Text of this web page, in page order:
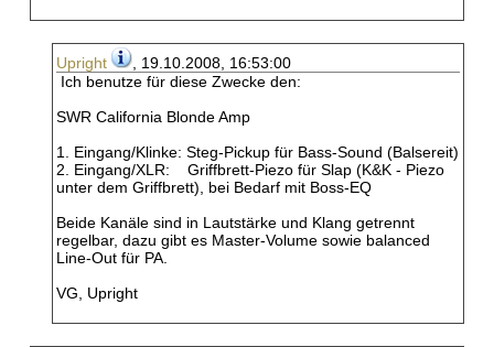
Upright
, 19.10.2008, 16:53:00
Ich benutze für diese Zwecke den:
SWR California Blonde Amp
1. Eingang/Klinke: Steg-Pickup für Bass-Sound (Balsereit)
2. Eingang/XLR: Griffbrett-Piezo für Slap (K&K - Piezo
unter dem Griffbrett), bei Bedarf mit Boss-EQ
Beide Kanäle sind in Lautstärke und Klang getrennt
regelbar, dazu gibt es Master-Volume sowie balanced
Line-Out für PA.
VG, Upright